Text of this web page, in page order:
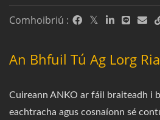
Comhoibriú :
An Bhfuil Tú Ag Lorg
Cuireann ANKO ar fáil braiteadh i
eachtracha agus cosnaíonn sé